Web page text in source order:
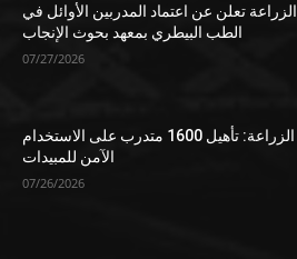
الزراعة تعلن عن اعتماد المدربين الأوائل في
الطب البيطري بمعهد بحوث الإنجاب
07/27/2026
الزراعة: تأهيل 1600 متدرب على الاستخدام
الآمن للمبيدات
07/26/2026